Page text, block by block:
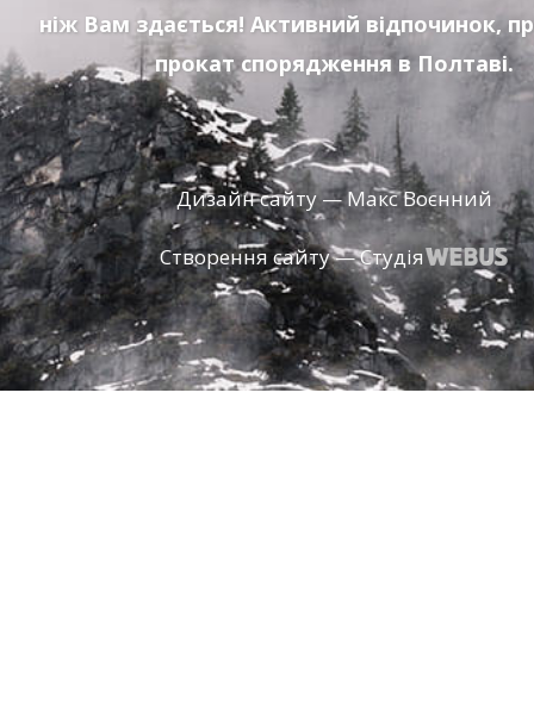
ніж Вам здається! Активний відпочинок,
прокат спорядження в Полтаві.
Дизайн сайту — Макс Воєнний
Створення сайту — Студія